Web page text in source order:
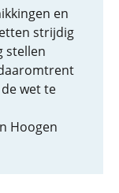
en
strijdig
stellen
wet te
Hoogen